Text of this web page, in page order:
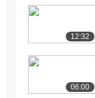
[10] 第一讲 热力
律及熵参数 ...
1524播放
[11] 第二讲 热力
律及熵参数 主...
1714播放
12:32
06:00